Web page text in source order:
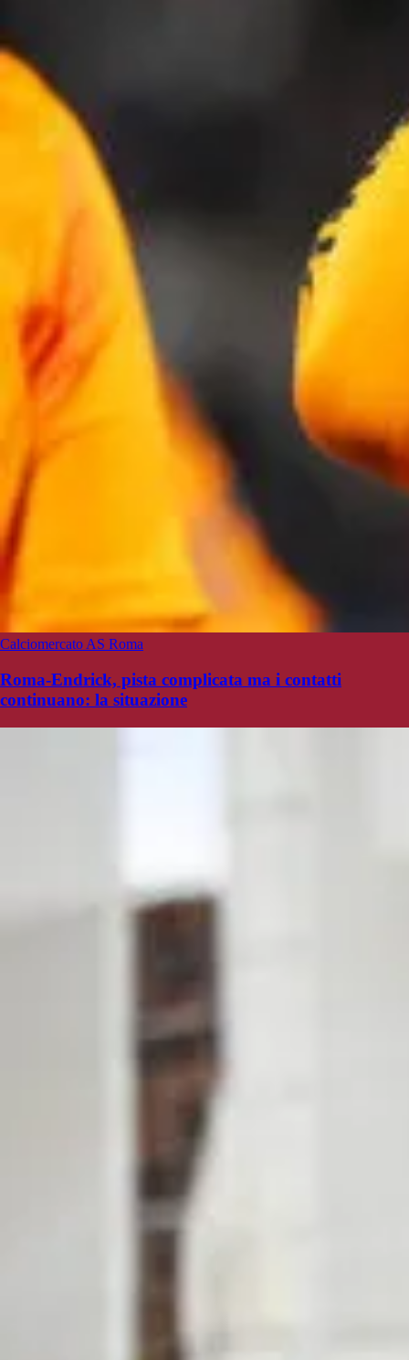
Calciomercato AS Roma
Roma-Endrick, pista complicata ma i contatti
continuano: la situazione